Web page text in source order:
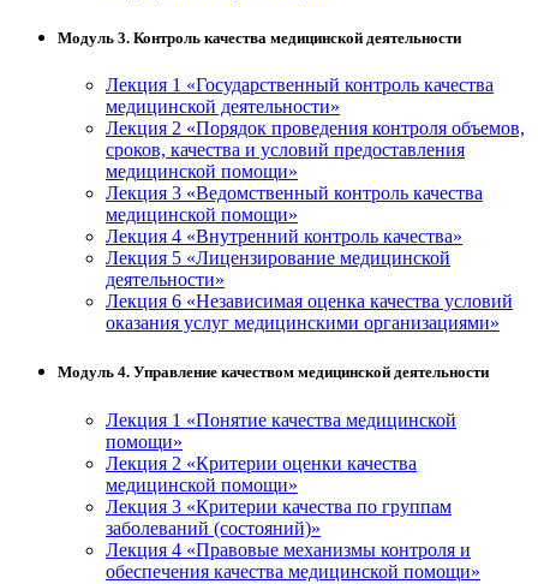
Модуль 3. Контроль качества медицинской деятельности
Лекция 1 «Государственный контроль качества
медицинской деятельности»
Лекция 2 «Порядок проведения контроля объемов,
сроков, качества и условий предоставления
медицинской помощи»
Лекция 3 «Ведомственный контроль качества
медицинской помощи»
Лекция 4 «Внутренний контроль качества»
Лекция 5 «Лицензирование медицинской
деятельности»
Лекция 6 «Независимая оценка качества условий
оказания услуг медицинскими организациями»
Модуль 4. Управление качеством медицинской деятельности
Лекция 1 «Понятие качества медицинской
помощи»
Лекция 2 «Критерии оценки качества
медицинской помощи»
Лекция 3 «Критерии качества по группам
заболеваний (состояний)»
Лекция 4 «Правовые механизмы контроля и
обеспечения качества медицинской помощи»